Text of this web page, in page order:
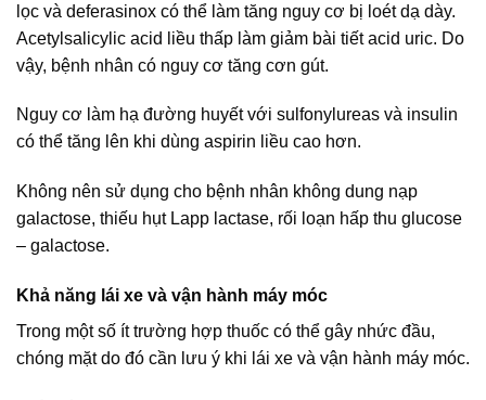
lọc và deferasinox có thể làm tăng nguy cơ bị loét dạ dày.
Acetylsalicylic acid liều thấp làm giảm bài tiết acid uric. Do
vậy, bệnh nhân có nguy cơ tăng cơn gút.
Nguy cơ làm hạ đường huyết với sulfonylureas và insulin
có thể tăng lên khi dùng aspirin liều cao hơn.
Không nên sử dụng cho bệnh nhân không dung nạp
galactose, thiếu hụt Lapp lactase, rối loạn hấp thu glucose
– galactose.
Khả năng lái xe và vận hành máy móc
Trong một số ít trường hợp thuốc có thể gây nhức đầu,
chóng mặt do đó cần lưu ý khi lái xe và vận hành máy móc.